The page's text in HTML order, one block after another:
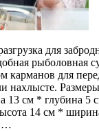
для
рыболовная
карманов для
нахлысте.
13 см * глубина 5
14 см *
…